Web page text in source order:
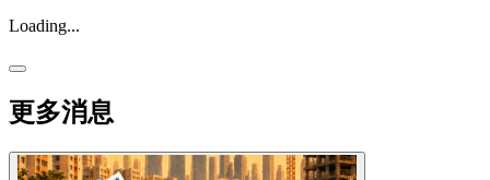
Loading...
更多消息